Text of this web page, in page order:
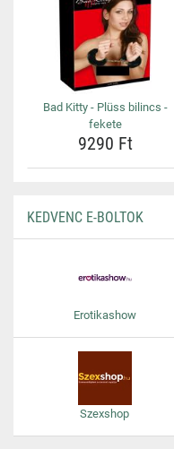
Bad Kitty - Plüss bilincs -
fekete
9290 Ft
KEDVENC E-BOLTOK
Erotikashow
Szexshop